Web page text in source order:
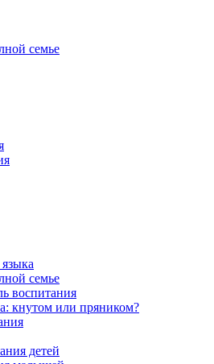
семье
семье
воспитания
кнутом или пряником?
детей